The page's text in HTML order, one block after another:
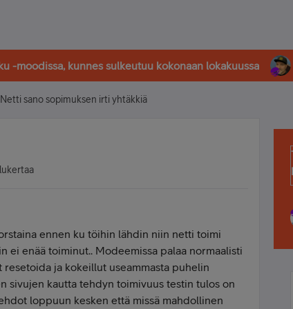
-moodissa, kunnes sulkeutuu kokonaan lokakuussa
Netti sano sopimuksen irti yhtäkkiä
ennen ku töihin lähdin niin netti toimi
ei enää toiminut.. Modeemissa palaa normaalisti
ja kokeillut useammasta puhelin
sivujen kautta tehdyn toimivuus testin tulos on
loppuun kesken että missä mahdollinen